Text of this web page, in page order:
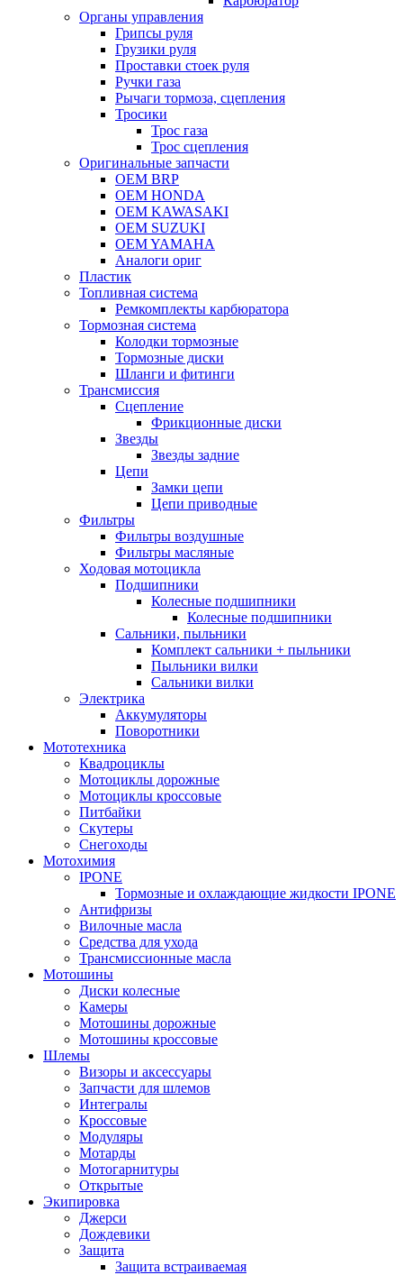
Органы управления
Грипсы руля
Грузики руля
Проставки стоек руля
Ручки газа
Рычаги тормоза, сцепления
Тросики
Трос газа
Трос сцепления
Оригинальные запчасти
OEM BRP
OEM HONDA
OEM KAWASAKI
OEM SUZUKI
OEM YAMAHA
Аналоги ориг
Пластик
Топливная система
Ремкомплекты карбюратора
Тормозная система
Колодки тормозные
Тормозные диски
Шланги и фитинги
Трансмиссия
Cцепление
Фрикционные диски
Звезды
Звезды задние
Цепи
Замки цепи
Цепи приводные
Фильтры
Фильтры воздушные
Фильтры масляные
Ходовая мотоцикла
Подшипники
Колесные подшипники
Колесные подшипники
Сальники, пыльники
Комплект сальники + пыльники
Пыльники вилки
Сальники вилки
Электрика
Аккумуляторы
Поворотники
Мототехника
Квадроциклы
Мотоциклы дорожные
Мотоциклы кроссовые
Питбайки
Скутеры
Снегоходы
Мотохимия
IPONE
Тормозные и охлаждающие жидкости IPONE
Антифризы
Вилочные масла
Средства для ухода
Трансмиссионные масла
Мотошины
Диски колесные
Камеры
Мотошины дорожные
Мотошины кроссовые
Шлемы
Визоры и аксессуары
Запчасти для шлемов
Интегралы
Кроссовые
Модуляры
Мотарды
Мотогарнитуры
Открытые
Экипировка
Джерси
Дождевики
Защита
Защита встраиваемая